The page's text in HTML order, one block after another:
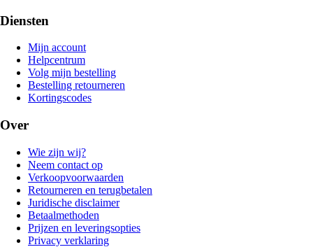
Diensten
Mijn account
Helpcentrum
Volg mijn bestelling
Bestelling retourneren
Kortingscodes
Over
Wie zijn wij?
Neem contact op
Verkoopvoorwaarden
Retourneren en terugbetalen
Juridische disclaimer
Betaalmethoden
Prijzen en leveringsopties
Privacy verklaring